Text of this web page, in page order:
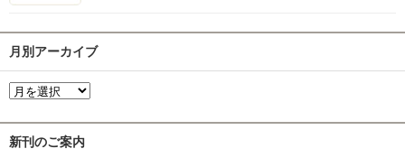
月別アーカイブ
新刊のご案内